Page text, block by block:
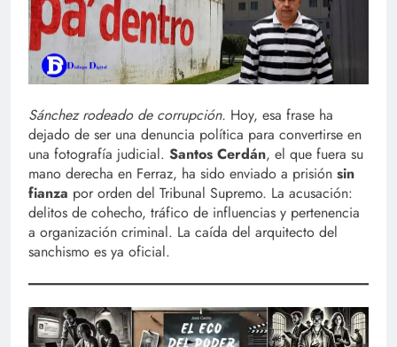
Sánchez rodeado de corrupción. Hoy, esa frase ha
dejado de ser una denuncia política para convertirse en
una fotografía judicial. Santos Cerdán, el que fuera su
mano derecha en Ferraz, ha sido enviado a prisión sin
fianza por orden del Tribunal Supremo. La acusación:
delitos de cohecho, tráfico de influencias y pertenencia
a organización criminal. La caída del arquitecto del
sanchismo es ya oficial.